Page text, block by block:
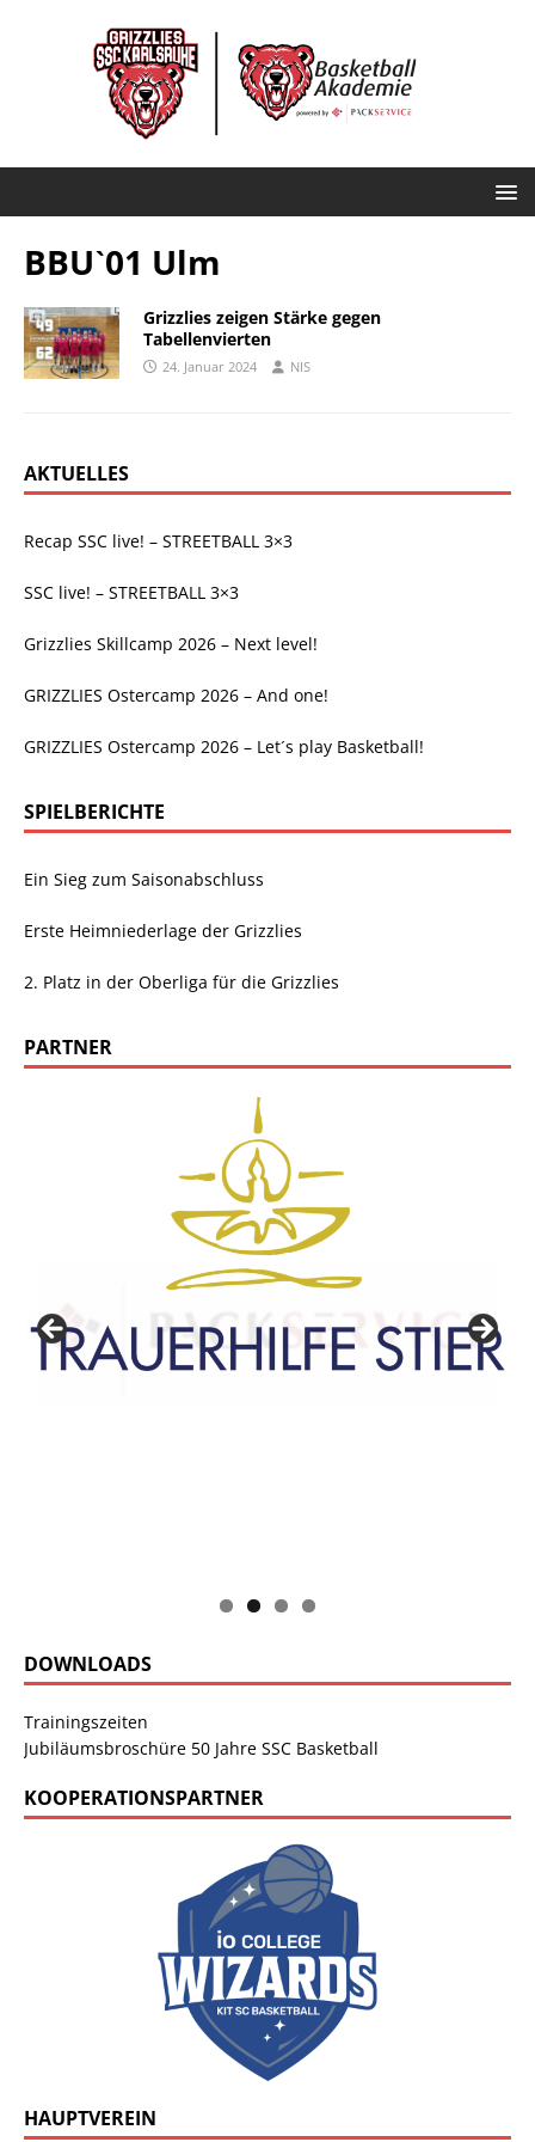
BBUˋ01 Ulm
Grizzlies zeigen Stärke gegen
Tabellenvierten
24. Januar 2024 NIS
AKTUELLES
Recap SSC live! – STREETBALL 3×3
SSC live! – STREETBALL 3×3
Grizzlies Skillcamp 2026 – Next level!
GRIZZLIES Ostercamp 2026 – And one!
GRIZZLIES Ostercamp 2026 – Let´s play Basketball!
SPIELBERICHTE
Ein Sieg zum Saisonabschluss
Erste Heimniederlage der Grizzlies
2. Platz in der Oberliga für die Grizzlies
PARTNER
DOWNLOADS
Trainingszeiten
Jubiläumsbroschüre 50 Jahre SSC Basketball
KOOPERATIONSPARTNER
HAUPTVEREIN